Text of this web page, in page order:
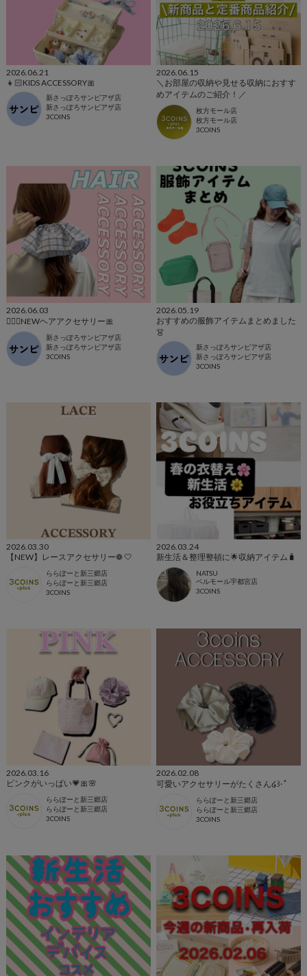
2026.06.21
👧🏻KIDS ACCESSORY🎀
新さっぽろサンピアザ店
新さっぽろサンピアザ店
3COINS
2026.06.15
＼お部屋の収納や見せる収納におすす
めアイテムのご紹介！／
枚方モール店
枚方モール店
3COINS
2026.06.03
👱🏻‍♀️NEWヘアアクセサリー🎀
新さっぽろサンピアザ店
新さっぽろサンピアザ店
3COINS
2026.05.19
おすすめの服飾アイテムまとめました
👗
新さっぽろサンピアザ店
新さっぽろサンピアザ店
3COINS
2026.03.30
【NEW】レースアクセサリー❁︎ 🤍
ららぽーと新三郷店
ららぽーと新三郷店
3COINS
2026.03.24
新生活＆整理整頓に🌟収納アイテム🧳
NATSU
ベルモール宇都宮店
3COINS
2026.03.16
ピンクがいっぱい💗🎀🌸
ららぽーと新三郷店
ららぽーと新三郷店
3COINS
2026.02.08
可愛いアクセサリーがたくさん໒꒱· ﾟ
ららぽーと新三郷店
ららぽーと新三郷店
3COINS